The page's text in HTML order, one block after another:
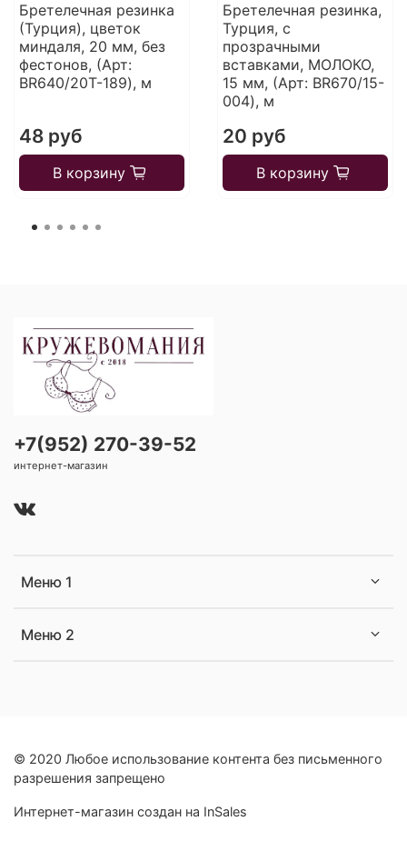
Бретелечная резинка
(Турция), цветок
миндаля, 20 мм, без
фестонов, (Арт:
BR640/20T-189), м
48 руб
В корзину
Бретелечная резинка,
Турция, с
прозрачными
вставками, МОЛОКО,
15 мм, (Арт: BR670/15-
004), м
20 руб
В корзину
Меню 1
Меню 2
+7(952) 270-39-52
интернет-магазин
© 2020 Любое использование контента без письменного
разрешения запрещено
Интернет-магазин создан на InSales